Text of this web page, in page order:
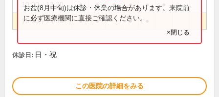
10:00～13:30 ● ● ● ● ●
15:00～19:30 ● ● ●
お盆(8月中旬)は休診・休業の場合があります。来院前
に必ず医療機関に直接ご確認ください。
×閉じる
休診日: 日・祝
この医院の詳細をみる